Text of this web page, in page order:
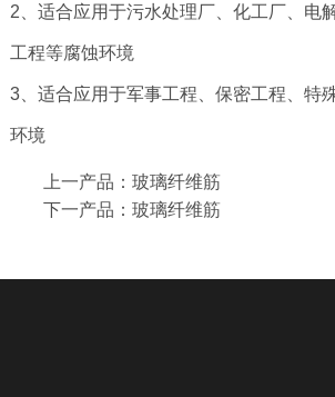
2、适合应用于污水处理厂、化工厂、电
工程等腐蚀环境
3、适合应用于军事工程、保密工程、特
环境
上一产品： 玻璃纤维筋
下一产品： 玻璃纤维筋